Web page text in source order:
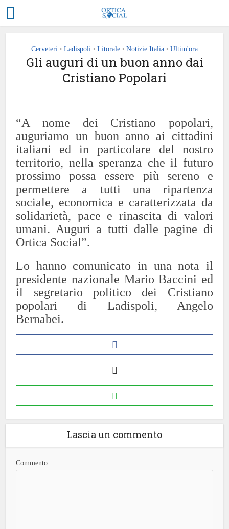
Cerveteri • Ladispoli • Litorale • Notizie Italia • Ultim'ora
Gli auguri di un buon anno dai
Cristiano Popolari
“A nome dei Cristiano popolari,
auguriamo un buon anno ai cittadini
italiani ed in particolare del nostro
territorio, nella speranza che il futuro
prossimo possa essere più sereno e
permettere a tutti una ripartenza
sociale, economica e caratterizzata da
solidarietà, pace e rinascita di valori
umani. Auguri a tutti dalle pagine di
Ortica Social”.
Lo hanno comunicato in una nota il
presidente nazionale Mario Baccini ed
il segretario politico dei Cristiano
popolari di Ladispoli, Angelo
Bernabei.
Lascia un commento
Commento